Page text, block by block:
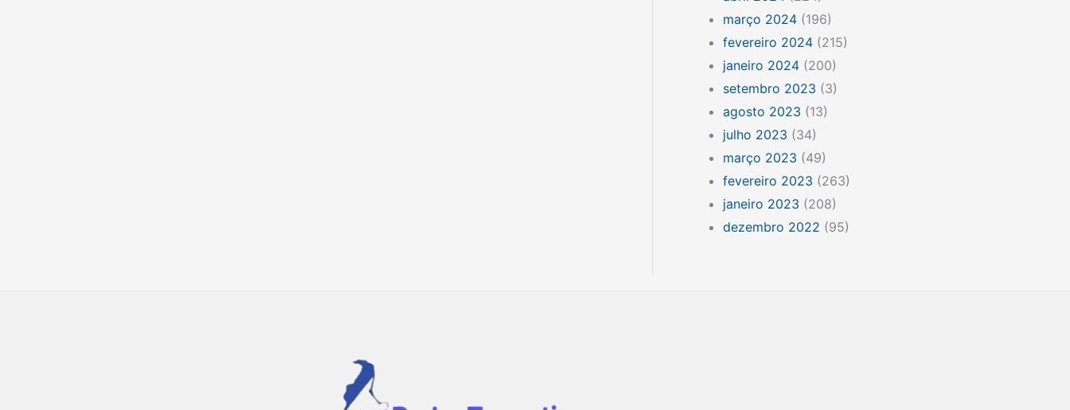
março 2024 (196)
fevereiro 2024 (215)
janeiro 2024 (200)
setembro 2023 (3)
agosto 2023 (13)
julho 2023 (34)
março 2023 (49)
fevereiro 2023 (263)
janeiro 2023 (208)
dezembro 2022 (95)